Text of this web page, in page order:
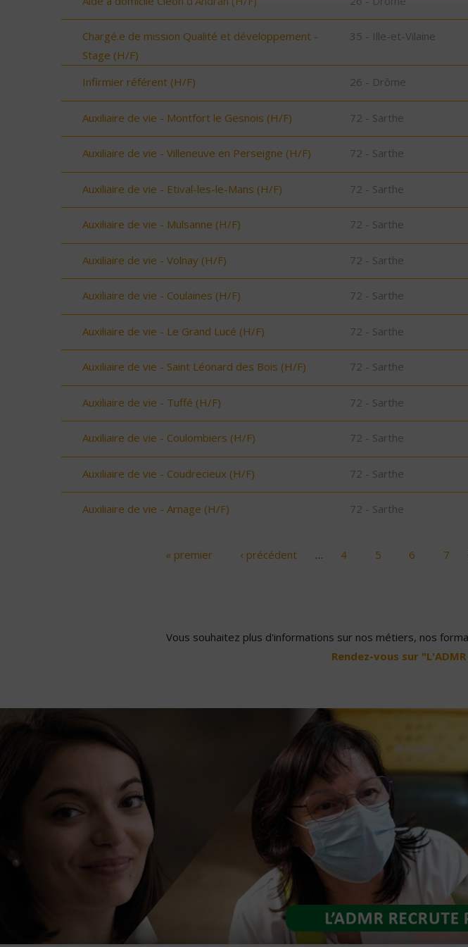
Chargé.e de mission Qualité et développement -
Stage (H/F)
35 - Ille-et-Vilaine
Infirmier référent (H/F) 26 - Drôme
Auxiliaire de vie - Montfort le Gesnois (H/F) 72 - Sarthe
Auxiliaire de vie - Villeneuve en Perseigne (H/F) 72 - Sarthe
Auxiliaire de vie - Etival-les-le-Mans (H/F) 72 - Sarthe
Auxiliaire de vie - Mulsanne (H/F) 72 - Sarthe
Auxiliaire de vie - Volnay (H/F) 72 - Sarthe
Auxiliaire de vie - Coulaines (H/F) 72 - Sarthe
Auxiliaire de vie - Le Grand Lucé (H/F) 72 - Sarthe
Auxiliaire de vie - Saint Léonard des Bois (H/F) 72 - Sarthe
Auxiliaire de vie - Tuffé (H/F) 72 - Sarthe
Auxiliaire de vie - Coulombiers (H/F) 72 - Sarthe
Auxiliaire de vie - Coudrecieux (H/F) 72 - Sarthe
Auxiliaire de vie - Arnage (H/F) 72 - Sarthe
« premier ‹ précédent … 4 5 6 7
Vous souhaitez plus d'informations sur nos métiers, nos
Rendez-vous sur